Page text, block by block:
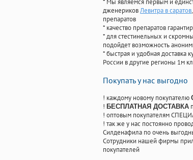
* Мы являемся первым и
дженериковЛевитра в саратов
препаратов
* качество препаратов
* для стестинельных и
подойдет возможность
* быстрая и удобная доставка
России в другие регионы 1м
Покупать у нас выгодно
! каждому новому покупателю
! БЕСПЛАТНАЯ ДОСТАВКА
! оптовым покупателям
! так же у нас постоянно
Силденафила по очень
Cотрудники нашей фирмы
покупателей